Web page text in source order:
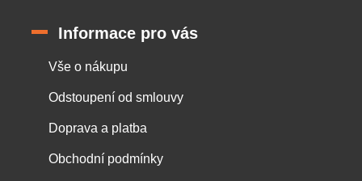
Informace pro vás
Vše o nákupu
Odstoupení od smlouvy
Doprava a platba
Obchodní podmínky